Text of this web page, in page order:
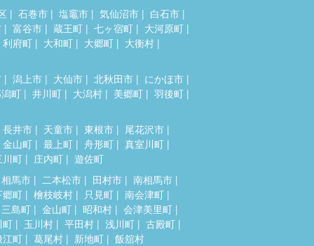
石巻市 塩竈市 気仙沼市
白石市
富谷市 蔵王町 七ヶ宿町
大河原町
利府町
大和町 大郷町 大衡村
潟上市 大仙市 北秋田市
にかほ市
町
井川町 大潟村 美郷町 羽後町
長井市 天童市 東根市
尾花沢市
金山町
最上町 舟形町
真室川町
川町
庄内町
遊佐町
相馬市
二本松市 田村市
南相馬市
郷町
檜枝岐村 只見町
南会津町
三島町
金山町 昭和村
会津美里町
町
玉川村 平田村 浅川町
古殿町
江町
葛尾村 新地町
飯舘村